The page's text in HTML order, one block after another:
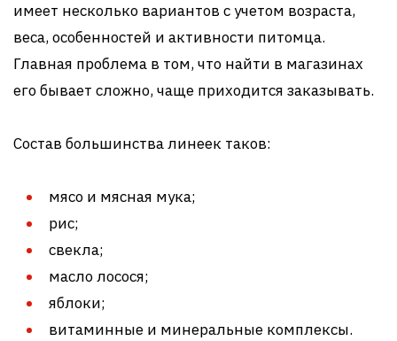
имеет несколько вариантов с учетом возраста,
веса, особенностей и активности питомца.
Главная проблема в том, что найти в магазинах
его бывает сложно, чаще приходится заказывать.
Состав большинства линеек таков:
мясо и мясная мука;
рис;
свекла;
масло лосося;
яблоки;
витаминные и минеральные комплексы.